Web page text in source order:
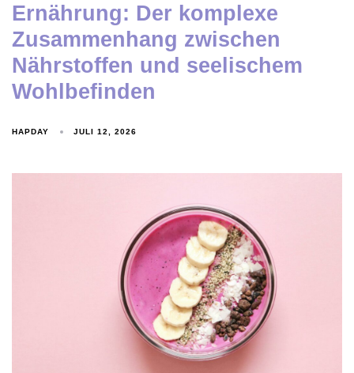
Ernährung: Der komplexe
Zusammenhang zwischen
Nährstoffen und seelischem
Wohlbefinden
HAPDAY JULI 12, 2026